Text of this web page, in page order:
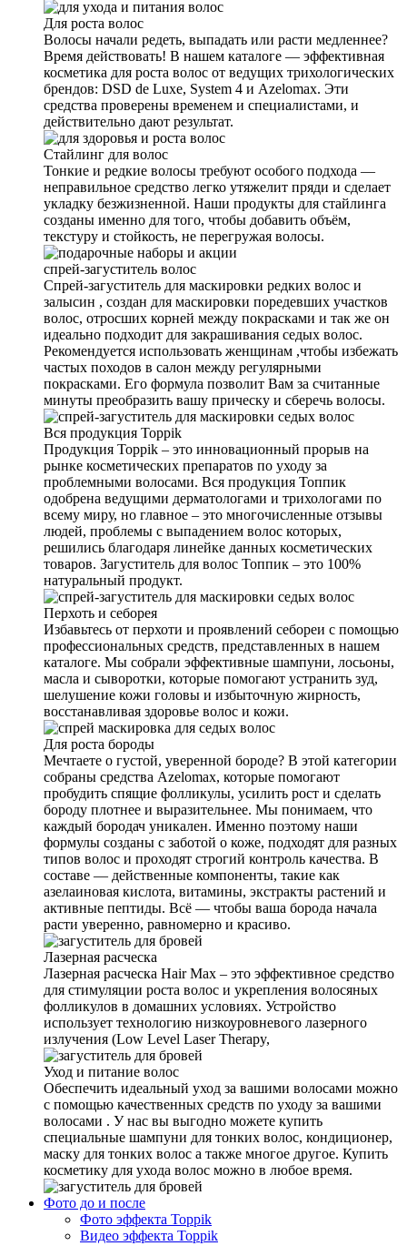
Для роста волос
Волосы начали редеть, выпадать или расти медленнее?
Время действовать! В нашем каталоге — эффективная
косметика для роста волос от ведущих трихологических
брендов: DSD de Luxe, System 4 и Azelomax. Эти
средства проверены временем и специалистами, и
действительно дают результат.
Стайлинг для волос
Тонкие и редкие волосы требуют особого подхода —
неправильное средство легко утяжелит пряди и сделает
укладку безжизненной. Наши продукты для стайлинга
созданы именно для того, чтобы добавить объём,
текстуру и стойкость, не перегружая волосы.
спрей-загуститель волос
Спрей-загуститель для маскировки редких волос и
залысин , создан для маскировки поредевших участков
волос, отросших корней между покрасками и так же он
идеально подходит для закрашивания седых волос.
Рекомендуется использовать женщинам ,чтобы избежать
частых походов в салон между регулярными
покрасками. Его формула позволит Вам за считанные
минуты преобразить вашу прическу и сберечь волосы.
Вся продукция Toppik
Продукция Toppik – это инновационный прорыв на
рынке косметических препаратов по уходу за
проблемными волосами. Вся продукция Топпик
одобрена ведущими дерматологами и трихологами по
всему миру, но главное – это многочисленные отзывы
людей, проблемы с выпадением волос которых,
решились благодаря линейке данных косметических
товаров. Загуститель для волос Топпик – это 100%
натуральный продукт.
Перхоть и себорея
Избавьтесь от перхоти и проявлений себореи с помощью
профессиональных средств, представленных в нашем
каталоге. Мы собрали эффективные шампуни, лосьоны,
масла и сыворотки, которые помогают устранить зуд,
шелушение кожи головы и избыточную жирность,
восстанавливая здоровье волос и кожи.
Для роста бороды
Мечтаете о густой, уверенной бороде? В этой категории
собраны средства Azelomax, которые помогают
пробудить спящие фолликулы, усилить рост и сделать
бороду плотнее и выразительнее. Мы понимаем, что
каждый бородач уникален. Именно поэтому наши
формулы созданы с заботой о коже, подходят для разных
типов волос и проходят строгий контроль качества. В
составе — действенные компоненты, такие как
азелаиновая кислота, витамины, экстракты растений и
активные пептиды. Всё — чтобы ваша борода начала
расти уверенно, равномерно и красиво.
Лазерная расческа
Лазерная расческа Hair Max – это эффективное средство
для стимуляции роста волос и укрепления волосяных
фолликулов в домашних условиях. Устройство
использует технологию низкоуровневого лазерного
излучения (Low Level Laser Therapy,
Уход и питание волос
Обеспечить идеальный уход за вашими волосами можно
с помощью качественных средств по уходу за вашими
волосами . У нас вы выгодно можете купить
специальные шампуни для тонких волос, кондиционер,
маску для тонких волос а также многое другое. Купить
косметику для ухода волос можно в любое время.
Фото до и после
Фото эффекта Toppik
Видео эффекта Toppik